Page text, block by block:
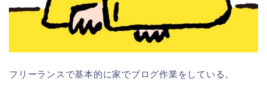
フリーランスで基本的に家でブログ作業をしている。